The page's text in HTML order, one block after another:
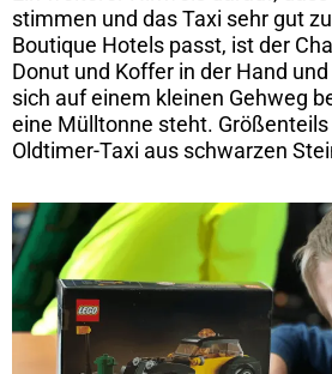
stimmen und das Taxi sehr gut
Boutique Hotels passt, ist der
Donut und Koffer in der Hand
sich auf einem kleinen Gehweg
eine Mülltonne steht. Größenteils
Oldtimer-Taxi aus schwarzen